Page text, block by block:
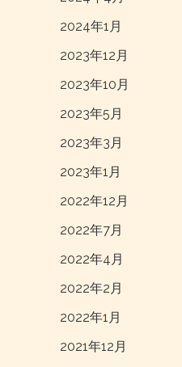
2024年1月
2023年12月
2023年10月
2023年5月
2023年3月
2023年1月
2022年12月
2022年7月
2022年4月
2022年2月
2022年1月
2021年12月